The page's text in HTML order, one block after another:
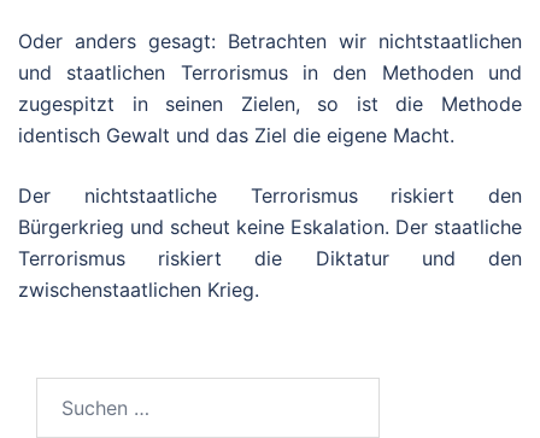
Oder anders gesagt: Betrachten wir nichtstaatlichen
und staatlichen Terrorismus in den Methoden und
zugespitzt in seinen Zielen, so ist die Methode
identisch Gewalt und das Ziel die eigene Macht.
Der nichtstaatliche Terrorismus riskiert den
Bürgerkrieg und scheut keine Eskalation. Der staatliche
Terrorismus riskiert die Diktatur und den
zwischenstaatlichen Krieg.